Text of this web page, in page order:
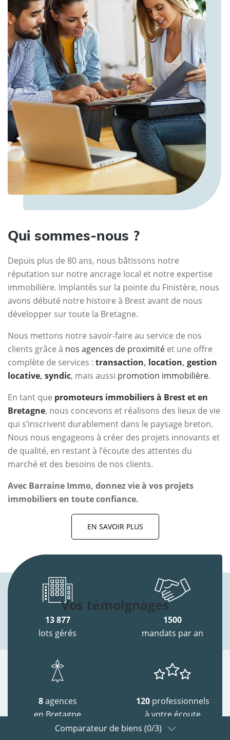
Qui sommes-nous ?
Depuis plus de 80 ans, nous bâtissons notre
réputation sur notre ancrage local et notre expertise
immobilière. Implantés sur la pointe du Finistère, nous
avons débuté notre histoire à Brest avant de nous
développer sur toute la Bretagne.
Nous mettons notre savoir-faire au service de nos
clients grâce à nos agences de proximité et une offre
complète de services : transaction, location, gestion
locative, syndic, mais aussi promotion immobilière.
En tant que promoteurs immobiliers à Brest et en
Bretagne, nous concevons et réalisons des lieux de vie
qui s’inscrivent durablement dans le paysage breton.
Nous nous engageons à créer des projets innovants et
de qualité, en restant à l’écoute des attentes du
marché et des besoins de nos clients.
Avec Barraine Immo, donnez vie à vos projets
immobiliers en toute confiance.
EN SAVOIR PLUS
Vos témoignages
13 877
lots gérés
1500
mandats par an
8agences
en Bretagne
120 professionnels
à votre écoute
Comparateur de biens (0/3)